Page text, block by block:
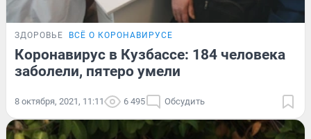
ЗДОРОВЬЕ ВСЁ О КОРОНАВИРУСЕ
Коронавирус в Кузбассе: 184 человека
заболели, пятеро умели
8 октября, 2021, 11:11 6 495 Обсудить